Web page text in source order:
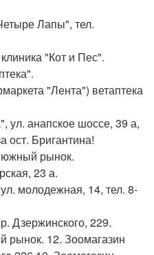
Лапы", тел.
"Кот и Пес".
"Лента") ветаптека
ул. анапское шоссе, 39 а,
ост. Бригантина!
южный рынок.
23 а.
молодежная, 14, тел. 8-
Дзержинского, 229.
рынок. 12. Зоомагазин